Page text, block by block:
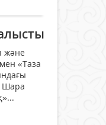
және
«Таза
Шара